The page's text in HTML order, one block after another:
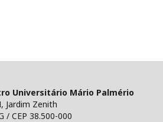
Universitário Mário Palmério
Jardim Zenith
/ CEP 38.500-000